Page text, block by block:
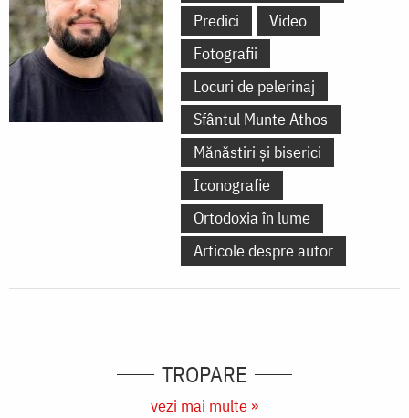
Predici
Video
Fotografii
Locuri de pelerinaj
Sfântul Munte Athos
Mănăstiri și biserici
Iconografie
Ortodoxia în lume
Articole despre autor
TROPARE
vezi mai multe »